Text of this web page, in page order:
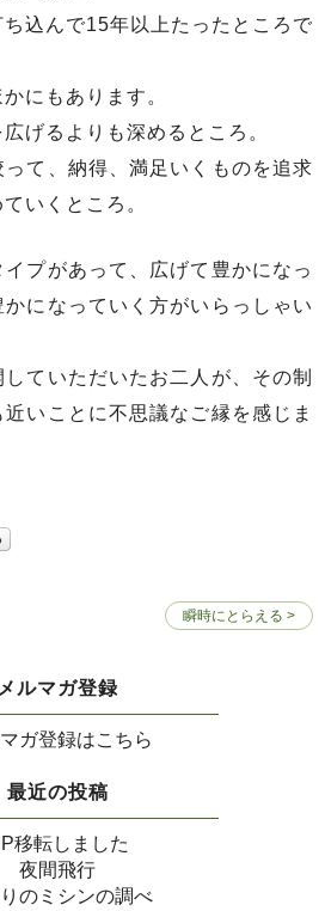
込んで15年以上たったところで
にもあります。
げるよりも深めるところ。
て、納得、満足いくものを追求
いくところ。
プがあって、広げて豊かになっ
になっていく方がいらっしゃい
ていただいたお二人が、その制
いことに不思議なご縁を感じま
瞬時にとらえる >
ルマガ登録
ガ登録はこちら
最近の投稿
移転しました
夜間飛行
のミシンの調べ